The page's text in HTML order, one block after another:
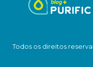
Todos os direitos